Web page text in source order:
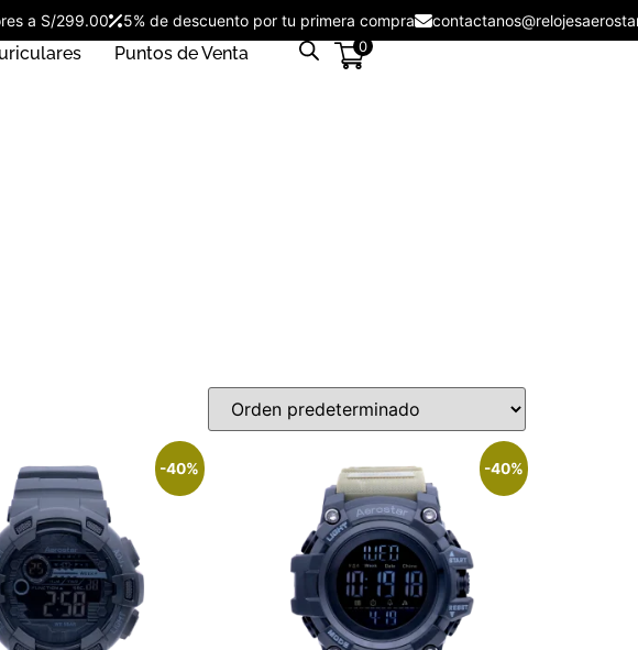
a S/299.00 5% de descuento por tu primera compra
Puntos de Venta 0
-40% -40%